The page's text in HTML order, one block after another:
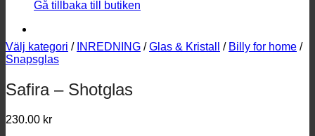
Gå tillbaka till butiken
Välj kategori / INREDNING / Glas & Kristall / Billy for home /
Snapsglas
Safira – Shotglas
230.00 kr